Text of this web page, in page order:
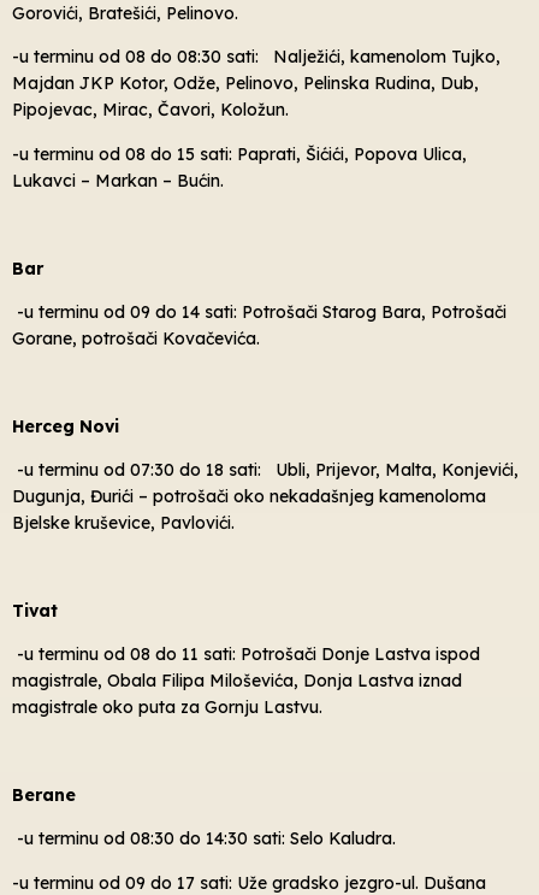
Gorovići, Bratešići, Pelinovo.
-u terminu od 08 do 08:30 sati: Nalježići, kamenolom Tujko,
Majdan JKP Kotor, Odže, Pelinovo, Pelinska Rudina, Dub,
Pipojevac, Mirac, Čavori, Koložun.
-u terminu od 08 do 15 sati: Paprati, Šićići, Popova Ulica,
Lukavci – Markan – Bućin.
Bar
-u terminu od 09 do 14 sati: Potrošači Starog Bara, Potrošači
Gorane, potrošači Kovačevića.
Herceg Novi
-u terminu od 07:30 do 18 sati: Ubli, Prijevor, Malta, Konjevići,
Dugunja, Đurići – potrošači oko nekadašnjeg kamenoloma
Bjelske kruševice, Pavlovići.
Tivat
-u terminu od 08 do 11 sati: Potrošači Donje Lastva ispod
magistrale, Obala Filipa Miloševića, Donja Lastva iznad
magistrale oko puta za Gornju Lastvu.
Berane
-u terminu od 08:30 do 14:30 sati: Selo Kaludra.
-u terminu od 09 do 17 sati: Uže gradsko jezgro-ul. Dušana